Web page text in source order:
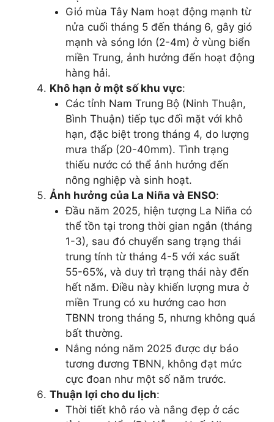
Gió mùa Tây Nam hoạt động mạnh từ
nửa cuối tháng 5 đến tháng 6, gây gió
mạnh và sóng lớn (2-4m) ở vùng biển
miền Trung, ảnh hưởng đến hoạt động
hàng hải.
Khô hạn ở một số khu vực:
Các tỉnh Nam Trung Bộ (Ninh Thuận,
Bình Thuận) tiếp tục đối mặt với khô
hạn, đặc biệt trong tháng 4, do lượng
mưa thấp (20-40mm). Tình trạng
thiếu nước có thể ảnh hưởng đến
nông nghiệp và sinh hoạt.
Ảnh hưởng của La Niña và ENSO:
Đầu năm 2025, hiện tượng La Niña có
thể tồn tại trong thời gian ngắn (tháng
1-3), sau đó chuyển sang trạng thái
trung tính từ tháng 4-5 với xác suất
55-65%, và duy trì trạng thái này đến
hết năm. Điều này khiến lượng mưa ở
miền Trung có xu hướng cao hơn
TBNN trong tháng 5, nhưng không quá
bất thường.
Nắng nóng năm 2025 được dự báo
tương đương TBNN, không đạt mức
cực đoan như một số năm trước.
Thuận lợi cho du lịch:
Thời tiết khô ráo và nắng đẹp ở các